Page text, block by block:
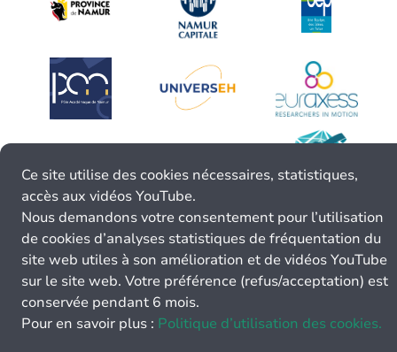
Ce site utilise des cookies nécessaires, statistiques,
accès aux vidéos YouTube.
Nous demandons votre consentement pour l’utilisation
de cookies d’analyses statistiques de fréquentation du
site web utiles à son amélioration et de vidéos YouTube
sur le site web. Votre préférence (refus/acceptation) est
conservée pendant 6 mois.
Pour en savoir plus : Politique d’utilisation des cookies.